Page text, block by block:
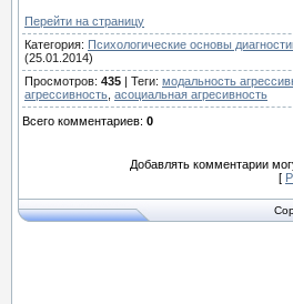
Перейти на страницу
Категория: Психологические основы
(25.01.2014)
Просмотров: 435 | Теги: модальность
агрессивность асоциальная агресивность
Всего комментариев: 0
Добавлять комментарии
[